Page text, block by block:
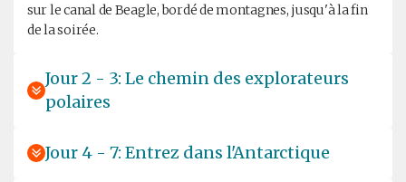
sur le canal de Beagle, bordé de montagnes, jusqu'à la fin
de la soirée.
Jour 2 - 3: Le chemin des explorateurs
polaires
Jour 4 - 7: Entrez dans l'Antarctique